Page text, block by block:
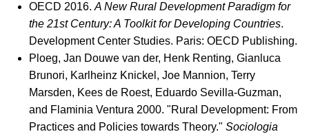
OECD 2016. A New Rural Development Paradigm for
the 21st Century: A Toolkit for Developing Countries.
Development Center Studies. Paris: OECD Publishing.
Ploeg, Jan Douwe van der, Henk Renting, Gianluca
Brunori, Karlheinz Knickel, Joe Mannion, Terry
Marsden, Kees de Roest, Eduardo Sevilla-Guzman,
and Flaminia Ventura 2000. "Rural Development: From
Practices and Policies towards Theory." Sociologia